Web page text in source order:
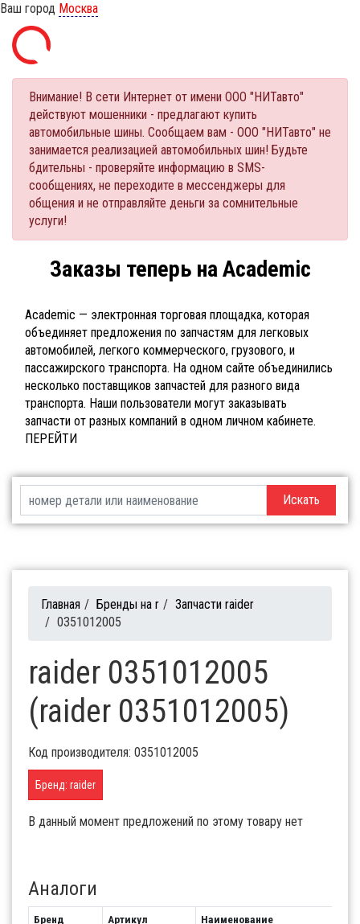
Ваш город Москва
Внимание! В сети Интернет от имени ООО "НИТавто"
действуют мошенники - предлагают купить
автомобильные шины. Сообщаем вам - ООО "НИТавто" не
занимается реализацией автомобильных шин! Будьте
бдительны - проверяйте информацию в SMS-
сообщениях, не переходите в мессенджеры для
общения и не отправляйте деньги за сомнительные
услуги!
Заказы теперь на Academic
Academic — электронная торговая площадка, которая
объединяет предложения по запчастям для легковых
автомобилей, легкого коммерческого, грузового, и
пассажирского транспорта. На одном сайте объединились
несколько поставщиков запчастей для разного вида
транспорта. Наши пользователи могут заказывать
запчасти от разных компаний в одном личном кабинете.
ПЕРЕЙТИ
Искать
Главная / Бренды на r / Запчасти raider
/ 0351012005
raider 0351012005
(raider 0351012005)
Код производителя: 0351012005
Бренд: raider
В данный момент предложений по этому товару нет
Аналоги
Бренд Артикул Наименование